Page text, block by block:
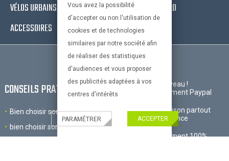
Vous avez la possibilité
d'accepter ou non l'utilisation de
cookies et de technologies
similaires par notre société afin
de réaliser des statistiques
d'audiences et vous proposer
des publicités adaptées à vos
centres d'intérêts
PARAMÉTRER ACCEPTER
VÉLOS URBAINS & FITNESS
EQUIPEMENTS DE VÉLO
ACCESSOIRES
OCCASIONS - RECONDITIONNÉS
CONSEILS PRATIQUES
Bien choisir son velo
bien choisir son equipement
Nouveau !
Paiement Paypal
Livraison partout
en France
Paiement 100%